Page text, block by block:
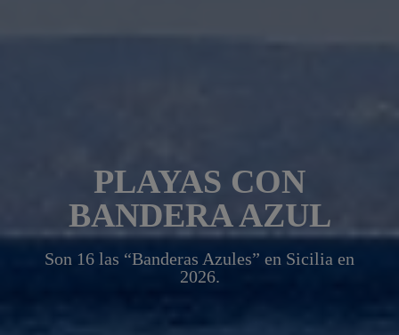
PLAYAS CON
BANDERA AZUL
Son 16 las “Banderas Azules” en Sicilia en
2026.